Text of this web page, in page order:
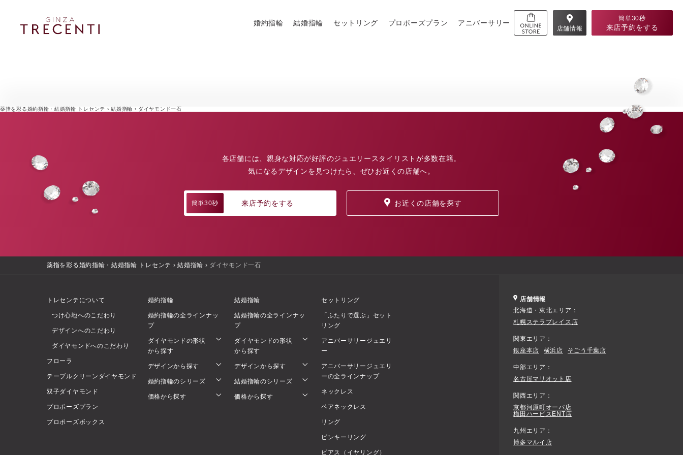
婚約指輪 結婚指輪 セットリング プロポーズプラン アニバーサリー
店舗情報
簡単30秒
来店予約をする
薬指を彩る婚約指輪・結婚指輪 トレセンテ ›結婚指輪 › ダイヤモンド一石
各店舗には、親身な対応が好評のジュエリースタイリストが多数在籍。
気になるデザインを見つけたら、ぜひお近くの店舗へ。
簡単30秒 来店予約をする お近くの店舗を探す
薬指を彩る婚約指輪・結婚指輪 トレセンテ ›結婚指輪 › ダイヤモンド一石
トレセンテについて
つけ心地へのこだわり
デザインへのこだわり
ダイヤモンドへのこだわり
フローラ
テーブルクリーンダイヤモンド
双子ダイヤモンド
プロポーズプラン
プロポーズボックス
婚約指輪
婚約指輪の全ラインナッ
プ
ダイヤモンドの形状
から探す
デザインから探す
婚約指輪のシリーズ
価格から探す
結婚指輪
結婚指輪の全ラインナッ
プ
ダイヤモンドの形状
から探す
デザインから探す
結婚指輪のシリーズ
価格から探す
セットリング
「ふたりで選ぶ」セット
リング
アニバーサリージュエリ
ー
アニバーサリージュエリ
ーの全ラインナップ
ネックレス
ペアネックレス
リング
ピンキーリング
ピアス（イヤリング）
店舗情報
北海道・東北エリア
札幌ステラプレイス店
関東エリア
銀座本店
横浜店 そごう千葉店
中部エリア
名古屋マリオット店
関西エリア
京都河原町オーパ店
梅田ハービスENT店
九州エリア
博多マルイ店